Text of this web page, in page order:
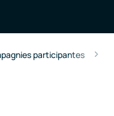
participantes